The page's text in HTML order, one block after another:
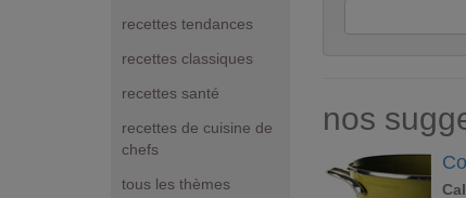
recettes tendances
recettes classiques
recettes santé
recettes de cuisine de
chefs
tous les thèmes
nos